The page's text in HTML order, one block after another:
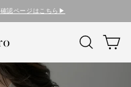
認ページはこちら▶︎
検索 カ